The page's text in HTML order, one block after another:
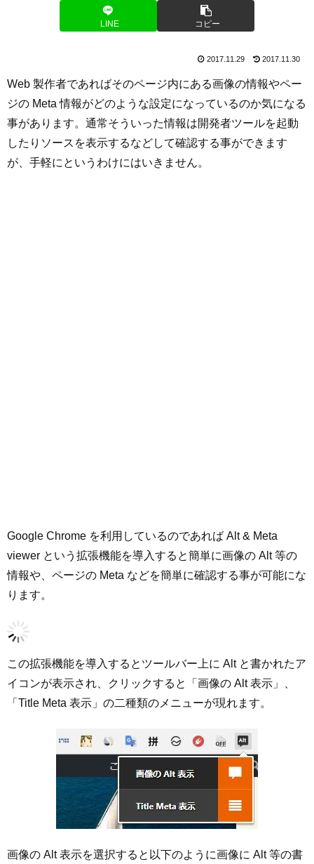
LINE コピー
2017.11.29 2017.11.30
Web 製作者であればそのページ内にある画像の情報やペー
ジの Meta 情報がどのような設定になっているのか気になる
事があります。通常そういった情報は開発者ツールを起動
したりソースを表示するなどして確認する事ができます
が、手軽にというわけにはいきません。
Google Chrome を利用しているのであれば Alt & Meta
viewer という拡張機能を導入すると簡単に画像の Alt 等の
情報や、ページの Meta などを簡単に確認する事が可能にな
ります。
この拡張機能を導入するとツールバー上に Alt と書かれたア
イコンが表示され、クリックすると「画像の Alt 表示」、
「Title Meta 表示」の二種類のメニューが現れます。
画像の Alt 表示を選択すると以下のように画像に Alt 等の書